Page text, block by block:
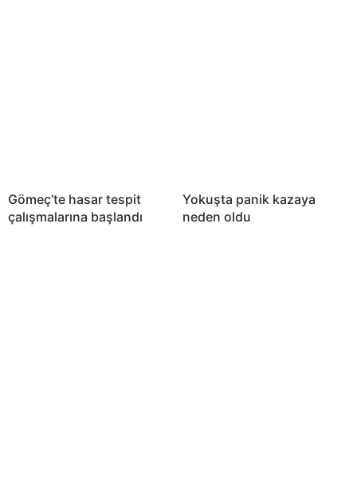
Gömeç’te hasar tespit
çalışmalarına başlandı
Yokuşta panik kazaya
neden oldu